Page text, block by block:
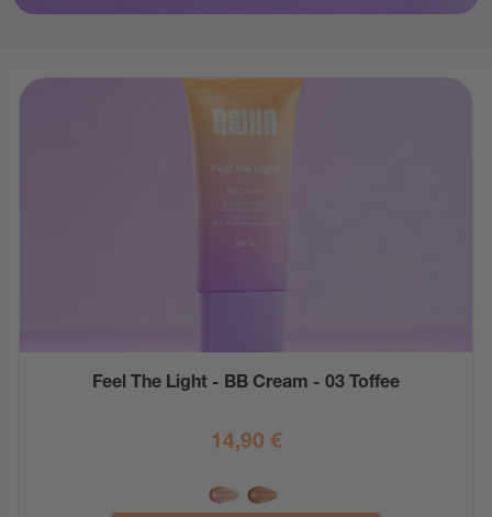
Feel The Light - BB Cream - 03 Toffee
14,90 €